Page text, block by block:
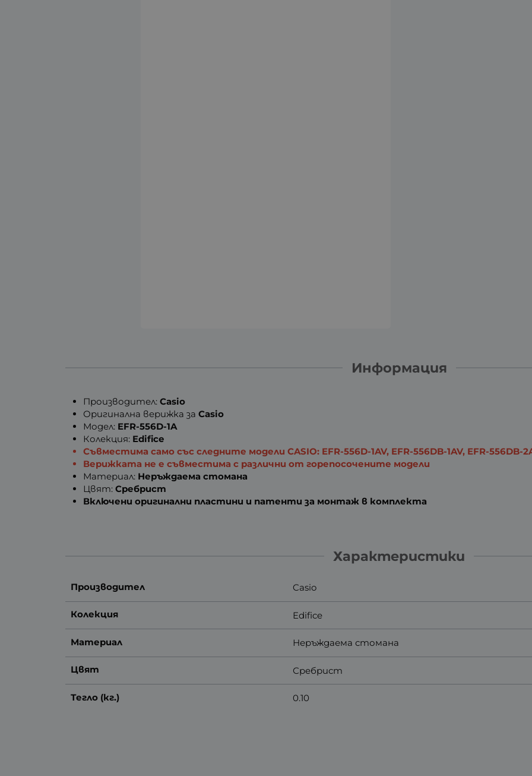
Информация
Производител:Casio
Оригинална верижка заCasio
Модел: EFR-556D-1A
Колекция: Edifice
Съвместима само със следните модели CASIO: EFR-556D-1AV, EFR-556DB-1AV, EFR-556DB-
Верижката не е съвместима с различни от горепосочените модели
Материал: Неръждаема стомана
Цвят:Сребрист
Включени оригинални пластини и патенти за монтаж в комплекта
Характеристики
Производител Casio
Колекция Edifice
Материал Неръждаема стомана
Цвят Сребрист
Тегло (кг.) 0.10